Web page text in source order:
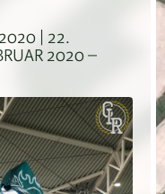
| 22.
2020 –